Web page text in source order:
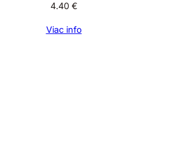
4.40 €
Viac info